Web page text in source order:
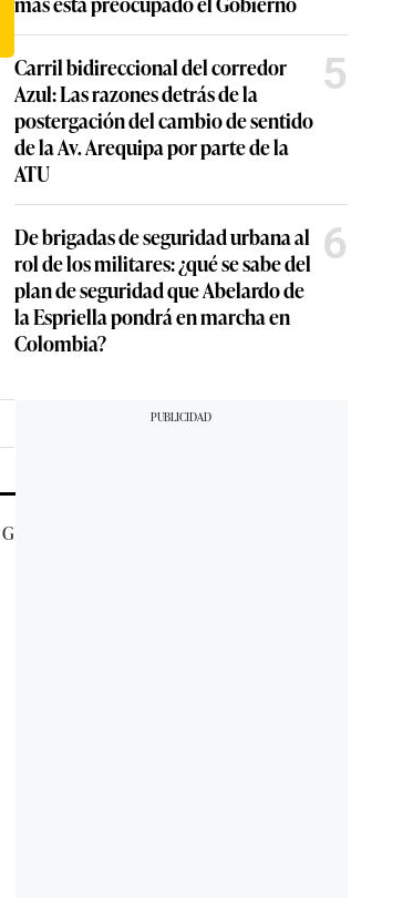
GEC
Carril bidireccional del corredor
Azul: Las razones detrás de la
postergación del cambio de sentido
de la Av. Arequipa por parte de la
ATU
5
De brigadas de seguridad urbana al
rol de los militares: ¿qué se sabe del
plan de seguridad que Abelardo de
la Espriella pondrá en marcha en
Colombia?
6